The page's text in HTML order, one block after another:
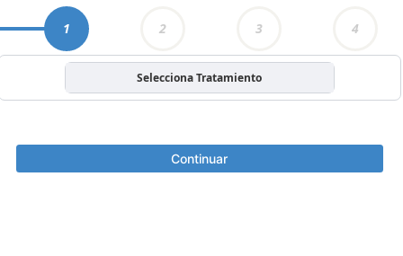
1 2 3 4
Selecciona Tratamiento
Continuar